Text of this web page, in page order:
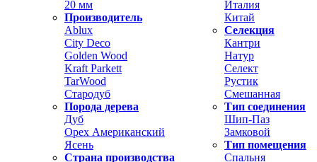
20 мм
Производитель
Ablux
City Deco
Golden Wood
Kraft Parkett
TarWood
Стародуб
Порода дерева
Дуб
Орех Американский
Ясень
Страна производства
Италия
Китай
Селекция
Кантри
Натур
Селект
Рустик
Смешанная
Тип соединения
Шип-Паз
Замковой
Тип помещения
Спальня